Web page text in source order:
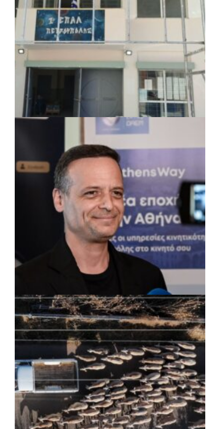
ΤΟΠΙΚΗ ΑΥΤΟΔΙΟΙΚΗΣΗ 07/08/2026 · 17:45
Δήμος Πετρούπολης: Εργασίες
συντήρησης σε σχολεία και αθλητικές
εγκαταστάσεις
ΡΕΠΟΡΤΑΖ | 07/08/2026 · 17:27
Ο Δούκας για έργα, καθαριότητα και τη
μάχη των επόμενων εκλογών: «Η καλύτερη
μου να κατέβει ο Μπακογιάννης»